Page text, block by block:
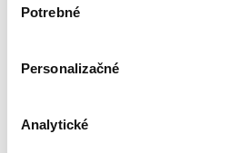
súhlasu
Potrebné
Personalizačné
Analytické
Blu-ray filmy
Akčné a dobrodružné